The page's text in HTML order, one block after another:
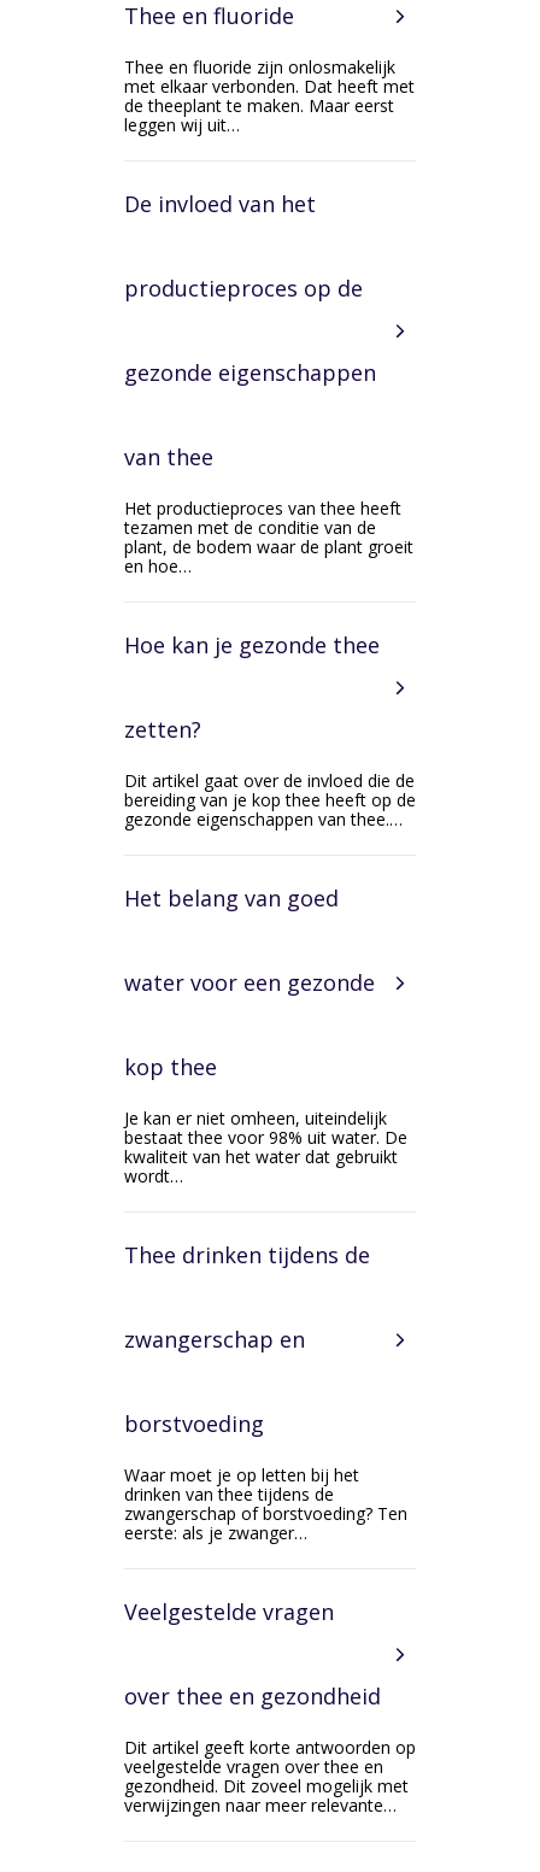
Thee en fluoride
Thee en fluoride zijn onlosmakelijk
met elkaar verbonden. Dat heeft met
de theeplant te maken. Maar eerst
leggen wij uit…
De invloed van het
productieproces op de
gezonde eigenschappen
van thee
Het productieproces van thee heeft
tezamen met de conditie van de
plant, de bodem waar de plant groeit
en hoe…
Hoe kan je gezonde thee
zetten?
Dit artikel gaat over de invloed die de
bereiding van je kop thee heeft op de
gezonde eigenschappen van thee.…
Het belang van goed
water voor een gezonde
kop thee
Je kan er niet omheen, uiteindelijk
bestaat thee voor 98% uit water. De
kwaliteit van het water dat gebruikt
wordt…
Thee drinken tijdens de
zwangerschap en
borstvoeding
Waar moet je op letten bij het
drinken van thee tijdens de
zwangerschap of borstvoeding? Ten
eerste: als je zwanger…
Veelgestelde vragen
over thee en gezondheid
Dit artikel geeft korte antwoorden op
veelgestelde vragen over thee en
gezondheid. Dit zoveel mogelijk met
verwijzingen naar meer relevante…